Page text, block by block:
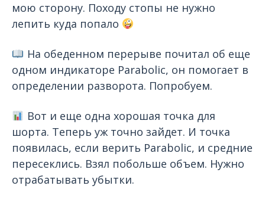
мою сторону. Походу стопы не нужно
лепить куда попало
На обеденном перерыве почитал об еще
одном индикаторе Parabolic, он помогает в
определении разворота. Попробуем.
Вот и еще одна хорошая точка для
шорта. Теперь уж точно зайдет. И точка
появилась, если верить Parabolic, и средние
пересеклись. Взял побольше объем. Нужно
отрабатывать убытки.